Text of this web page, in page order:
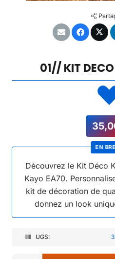
01// KIT
Découvrez le Kit Déco
Kayo EA70.
kit de décoration de
donnez un look
EN
UGS: